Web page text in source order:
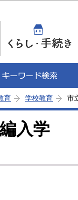
育 学校教育 市
入学